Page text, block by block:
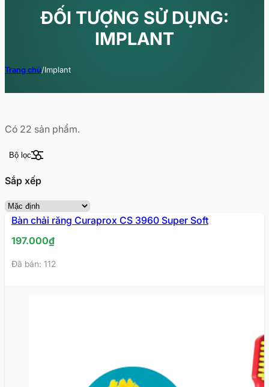
ĐỐI TƯỢNG SỬ DỤNG:
IMPLANT
Trang chủ/Implant
Có 22 sản phẩm.
Bộ lọc
Sắp xếp
Bàn chải răng Curaprox CS 3960 Super Soft
197.000₫
Đã bán: 112